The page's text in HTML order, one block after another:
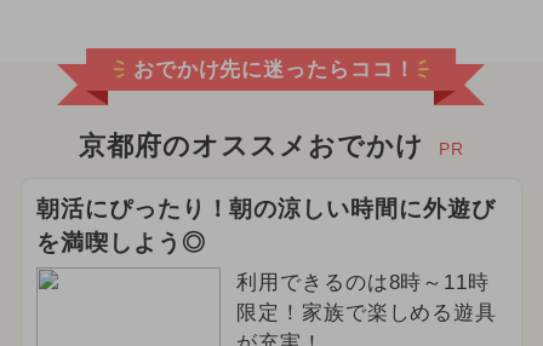
2024年10月のイベント
2025年4月のイベント
2025年12月のイベント
2026年5月のイベント
2025年1月のイベント
おでかけ先に迷ったらココ！
京都府のオススメおでかけ PR
朝活にぴったり！朝の涼しい時間に外遊び
を満喫しよう◎
利用できるのは8時～11時
限定！家族で楽しめる遊具